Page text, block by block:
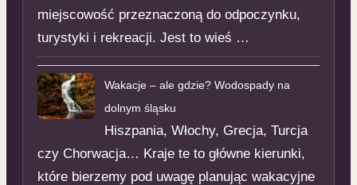
miejscowość przeznaczoną do odpoczynku,
turystyki i rekreacji. Jest to wieś …
Wakacje – ale gdzie? Wodospady na
dolnym śląsku
Hiszpania, Włochy, Grecja, Turcja
czy Chorwacja… Kraje te to główne kierunki,
które bierzemy pod uwagę planując wakacyjne